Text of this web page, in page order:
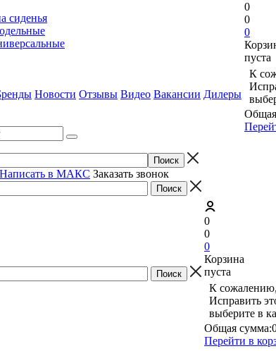
сиденья
Новости Отзывы Видео Вакансии Дилеры
Заказать звонок
0
0
0
пуста
К
0
0
0
Корзина
пуста
К сожалению,
Исправить
выберите в
Общая сумма:
Перейти в